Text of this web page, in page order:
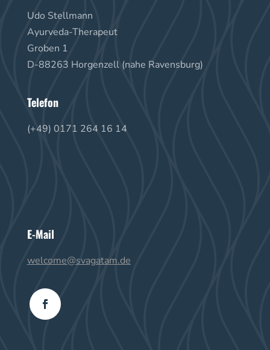
Udo Stellmann
Ayurveda-Therapeut
Groben 1
D-88263 Horgenzell (nahe Ravensburg)
Telefon
(+49) 0171 264 16 14
E-Mail
welcome@svagatam.de